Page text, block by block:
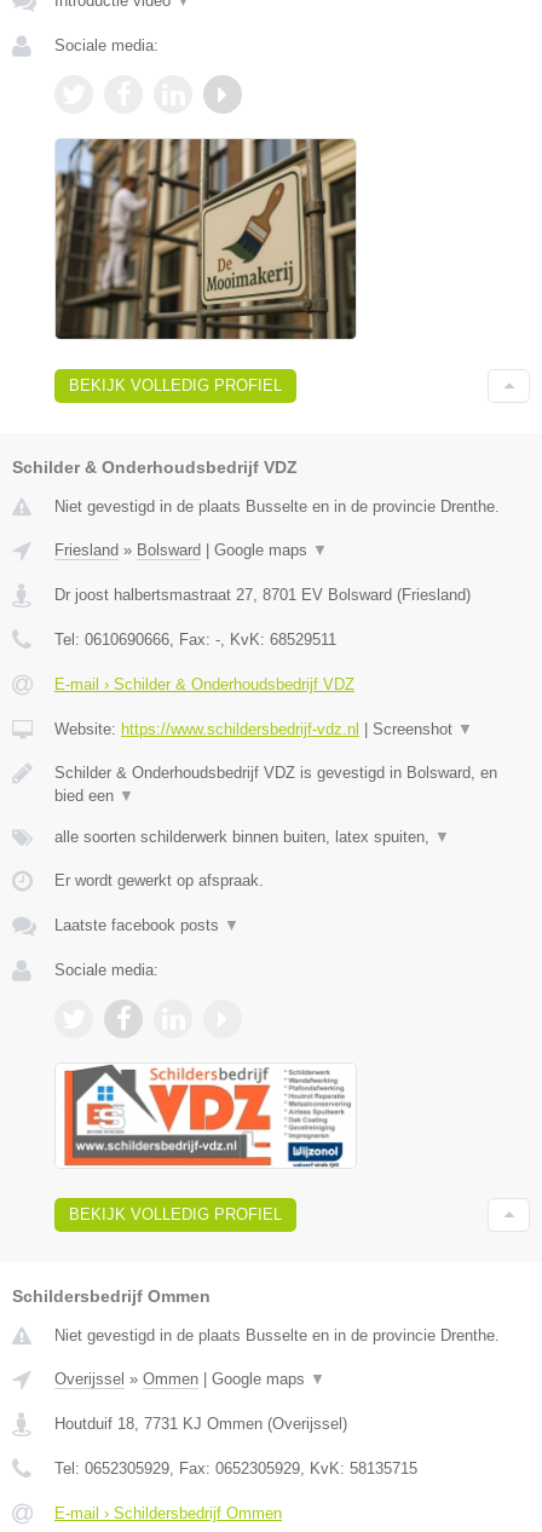
Sociale media:
BEKIJK VOLLEDIG PROFIEL
Schilder & Onderhoudsbedrijf VDZ
Niet gevestigd in de plaats Busselte en in de provincie Drenthe.
Friesland » Bolsward Google maps ▼
Dr joost halbertsmastraat 27 8701 EV Bolsward (Friesland)
Tel: 0610690666 , Fax: - , KvK: 68529511
E-mail › Schilder & Onderhoudsbedrijf VDZ
Website: https://www.schildersbedrijf-vdz.nl Screenshot ▼
Schilder & Onderhoudsbedrijf VDZ is gevestigd in Bolsward, en
bied een ▼
alle soorten schilderwerk binnen buiten, latex spuiten, ▼
Er wordt gewerkt op afspraak.
Laatste facebook posts ▼
Sociale media:
BEKIJK VOLLEDIG PROFIEL
Schildersbedrijf Ommen
Niet gevestigd in de plaats Busselte en in de provincie Drenthe.
Overijssel » Ommen Google maps ▼
Houtduif 18, 7731 KJ Ommen (Overijssel )
Tel: 0652305929, Fax: 0652305929, KvK: 58135715
E-mail › Schildersbedrijf Ommen